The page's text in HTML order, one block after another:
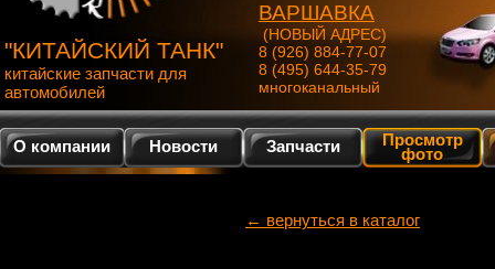
"КИТАЙСКИЙ ТАНК"
китайские запчасти для
автомобилей
ВАРШАВКА
(НОВЫЙ АДРЕС)
8 (926) 884-77-07
8 (495) 644-35-79
многоканальный
О компании Новости Запчасти Просмотр
фото
← вернуться в каталог